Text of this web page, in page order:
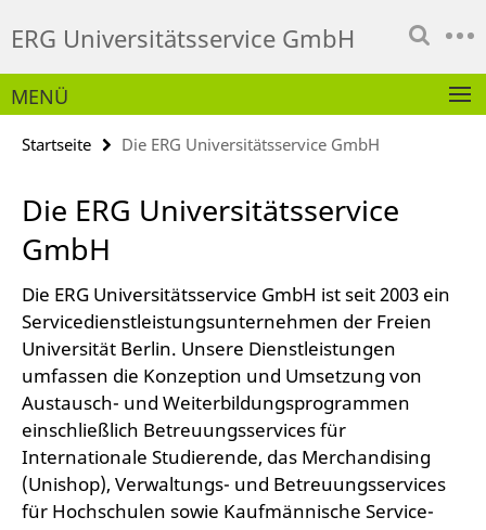
direkt
Inhalt
ERG Universitätsservice GmbH
Service-
Navigation
MENÜ
Startseite Die ERG Universitätsservice GmbH
Die ERG Universitätsservice
GmbH
Die ERG Universitätsservice GmbH ist seit 2003 ein
Servicedienstleistungsunternehmen der Freien
Universität Berlin. Unsere Dienstleistungen
umfassen die Konzeption und Umsetzung von
Austausch- und Weiterbildungsprogrammen
einschließlich Betreuungsservices für
Internationale Studierende, das Merchandising
(Unishop), Verwaltungs- und Betreuungsservices
für Hochschulen sowie Kaufmännische Service-